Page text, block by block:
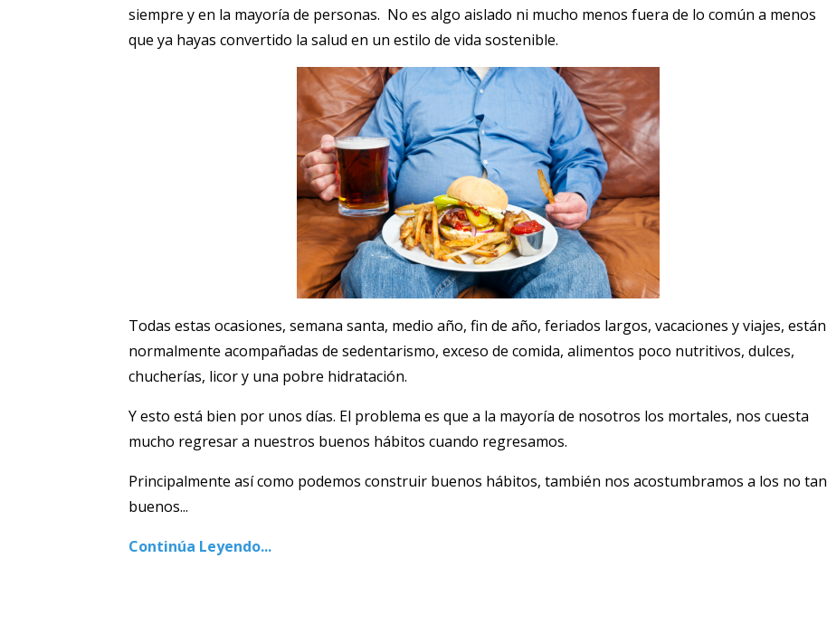
siempre y en la mayoría de personas. No es algo aislado ni mucho menos fuera de lo común a menos
que ya hayas convertido la salud en un estilo de vida sostenible.
Todas estas ocasiones, semana santa, medio año, fin de año, feriados largos, vacaciones y viajes, están
normalmente acompañadas de sedentarismo, exceso de comida, alimentos poco nutritivos, dulces,
chucherías, licor y una pobre hidratación.
Y esto está bien por unos días. El problema es que a la mayoría de nosotros los mortales, nos cuesta
mucho regresar a nuestros buenos hábitos cuando regresamos.
Principalmente así como podemos construir buenos hábitos, también nos acostumbramos a los no tan
buenos...
Continúa Leyendo...